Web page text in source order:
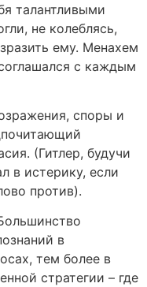
талантливыми
не колеблясь,
ему. Менахем
с каждым
споры и
(Гитлер, будучи
в истерику, если
против).
в
тем более в
стратегии – где